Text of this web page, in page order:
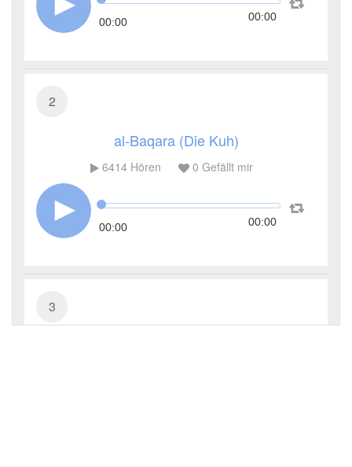
00:00 00:00
2
al-Baqara (Die Kuh)
6414Hören 0 Gefällt mir
00:00 00:00
3